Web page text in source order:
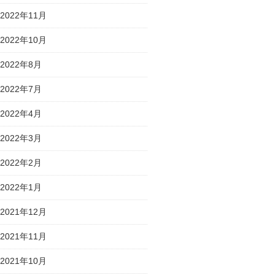
2022年11月
2022年10月
2022年8月
2022年7月
2022年4月
2022年3月
2022年2月
2022年1月
2021年12月
2021年11月
2021年10月